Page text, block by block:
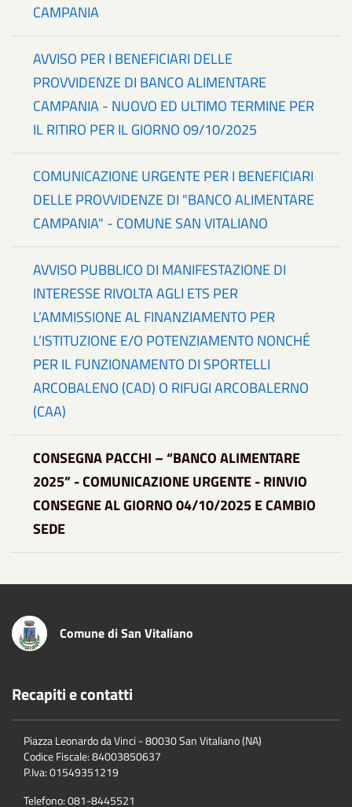
CAMPANIA
AVVISO PER I BENEFICIARI DELLE
PROVVIDENZE DI BANCO ALIMENTARE
CAMPANIA - NUOVO ED ULTIMO TERMINE PER
IL RITIRO PER IL GIORNO 09/10/2025
COMUNICAZIONE URGENTE PER I BENEFICIARI
DELLE PROVVIDENZE DI "BANCO ALIMENTARE
CAMPANIA" - COMUNE SAN VITALIANO
AVVISO PUBBLICO DI MANIFESTAZIONE DI
INTERESSE RIVOLTA AGLI ETS PER
L’AMMISSIONE AL FINANZIAMENTO PER
L’ISTITUZIONE E/O POTENZIAMENTO NONCHÉ
PER IL FUNZIONAMENTO DI SPORTELLI
ARCOBALENO (CAD) O RIFUGI ARCOBALERNO
(CAA)
CONSEGNA PACCHI – “BANCO ALIMENTARE
2025” - COMUNICAZIONE URGENTE - RINVIO
CONSEGNE AL GIORNO 04/10/2025 E CAMBIO
SEDE
Comune di San Vitaliano
Recapiti e contatti
Piazza Leonardo da Vinci - 80030 San Vitaliano (NA)
Codice Fiscale:84003850637
P.Iva:01549351219
Telefono:081-8445521